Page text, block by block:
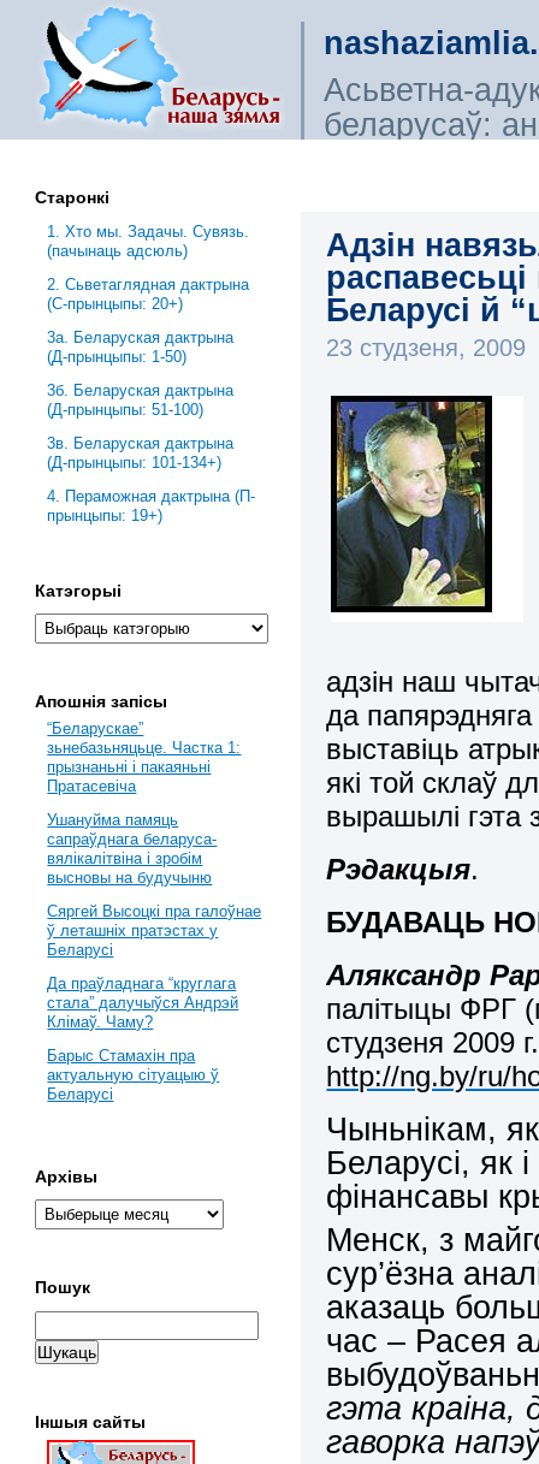
Асьветна-
беларусаў:
Адзін
Беларусі й
23 студзеня, 2009
адзін наш
да
выставіць
які той склаў
вырашылі гэта
Рэдакцыя.
БУДАВАЦЬ
Аляксандр
палітыцы ФРГ
студзеня 2009
http://ng.by/ru/
Чыньнікам,
Беларусі, як
фінансавы
Менск, з
сур’ёзна
аказаць
час – Расея
гэта краіна,
гаворка
Старонкі
1. Хто мы. Задачы. Сувязь.
(пачынаць адсюль)
2. Сьветаглядная дактрына
(С-прынцыпы: 20+)
3a. Беларуская дактрына
(Д-прынцыпы: 1-50)
3б. Беларуская дактрына
(Д-прынцыпы: 51-100)
3в. Беларуская дактрына
(Д-прынцыпы: 101-134+)
4. Пераможная дактрына (П-
прынцыпы: 19+)
Катэгорыі
Апошнія запісы
“Беларускае”
зьнебазьняцьце. Частка 1:
прызнаньні і пакаяньні
Пратасевіча
Ушануйма памяць
сапраўднага беларуса-
вялікалітвіна і зробім
высновы на будучыню
Сяргей Высоцкі пра галоўнае
ў леташніх пратэстах у
Беларусі
Да праўладнага “круглага
стала” далучыўся Андрэй
Клімаў. Чаму?
Барыс Стамахін пра
актуальную сітуацыю ў
Беларусі
Архівы
Пошук
Іншыя сайты